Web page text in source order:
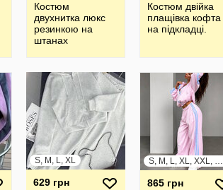
Костюм
двухнитка люкс
резинкою на
штанах
Костюм двійка
плащівка кофта
на підкладці.
S, M, L, XL
629 грн
S, M, L, XL, XXL, XXXL
865 грн